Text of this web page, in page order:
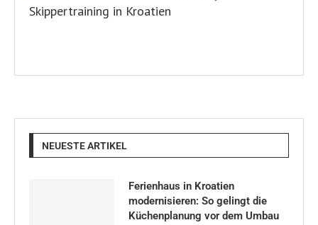
NEUESTE ARTIKEL
Ferienhaus in Kroatien
modernisieren: So gelingt die
Küchenplanung vor dem Umbau